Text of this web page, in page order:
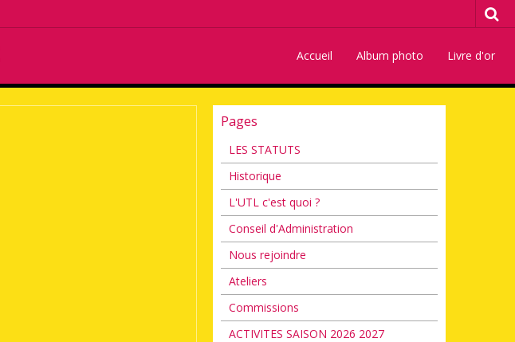
Accueil Album photo Livre d'or
Pages
LES STATUTS
Historique
L'UTL c'est quoi ?
Conseil d'Administration
Nous rejoindre
Ateliers
Commissions
ACTIVITES SAISON 2026 2027